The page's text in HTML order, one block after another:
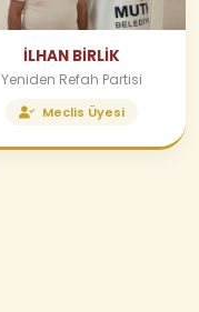
İLHAN BİRLİK
Yeniden Refah Partisi
Meclis Üyesi